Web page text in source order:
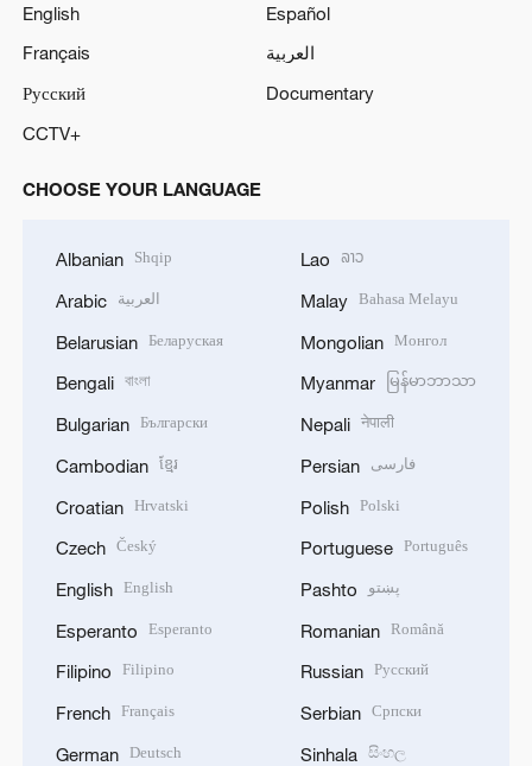
English
Español
Français
العربية
Русский
Documentary
CCTV+
CHOOSE YOUR LANGUAGE
Albanian Shqip
Arabic العربية
Belarusian Беларуская
Bengali বাংলা
Bulgarian Български
Cambodian ខ្មែរ
Croatian Hrvatski
Czech Český
English English
Esperanto Esperanto
Filipino Filipino
French Français
German Deutsch
Lao ລາວ
Malay Bahasa Melayu
Mongolian Монгол
Myanmar မြန်မာဘာသာ
Nepali नेपाली
Persian فارسی
Polish Polski
Portuguese Português
Pashto پښتو
Romanian Română
Russian Русский
Serbian Српски
Sinhala සිංහල